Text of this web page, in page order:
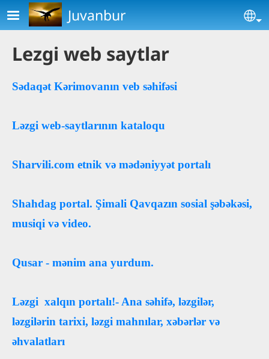
Skip to main content
Juvanbur
Lezgi web saytlar
Sədaqət Kərimovanın veb səhifəsi
Ləzgi web-saytlarının kataloqu
Sharvili.com etnik və mədəniyyət portalı
Shahdag portal. Şimali Qavqazın sosial şəbəkəsi,
musiqi və video.
Qusar - mənim ana yurdum.
Ləzgi xalqın portalı!- Ana səhifə, ləzgilər,
ləzgilərin tarixi, ləzgi mahnılar, xəbərlər və
əhvalatları